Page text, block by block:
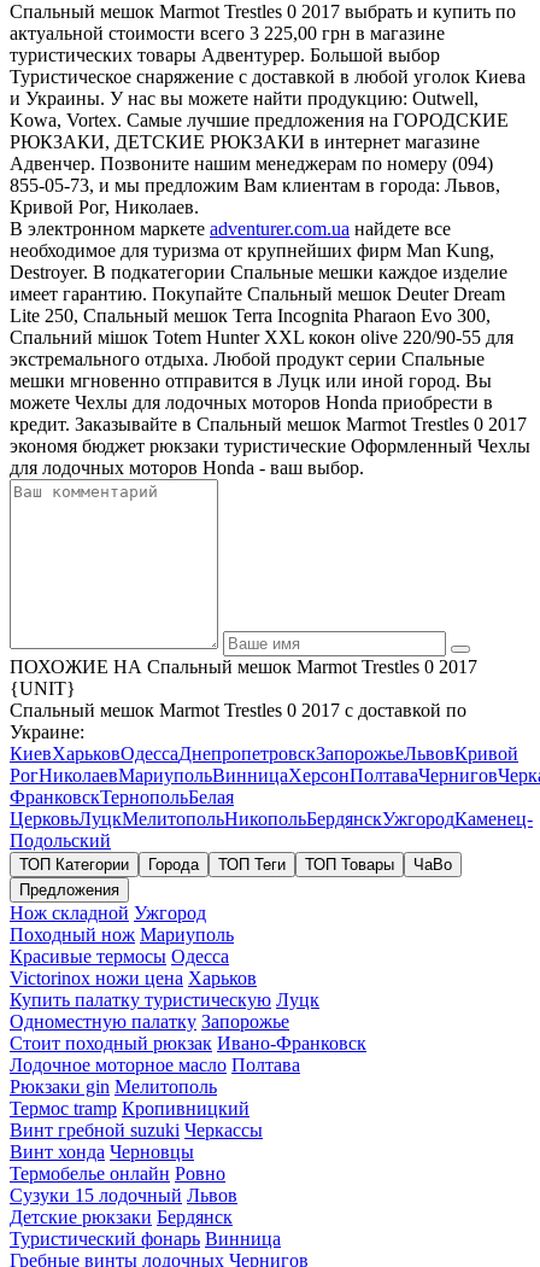
Спальный мешок Marmot Trestles 0 2017 выбрать и купить по
актуальной стоимости всего 3 225,00 грн в магазине
туристических товары Адвентурер. Большой выбор
Туристическое снаряжение с доставкой в любой уголок Киева
и Украины. У нас вы можете найти продукцию: Outwell,
Kowa, Vortex. Самые лучшие предложения на ГОРОДСКИЕ
РЮКЗАКИ, ДЕТСКИЕ РЮКЗАКИ в интернет магазине
Адвенчер. Позвоните нашим менеджерам по номеру (094)
855-05-73, и мы предложим Вам клиентам в города: Львов,
Кривой Рог, Николаев.
В электронном маркете adventurer.com.ua найдете все
необходимое для туризма от крупнейших фирм Man Kung,
Destroyer. В подкатегории Спальные мешки каждое изделие
имеет гарантию. Покупайте Спальный мешок Deuter Dream
Lite 250, Спальный мешок Terra Incognita Pharaon Evo 300,
Спальний мішок Totem Hunter XXL кокон olive 220/90-55 для
экстремального отдыха. Любой продукт серии Спальные
мешки мгновенно отправится в Луцк или иной город. Вы
можете Чехлы для лодочных моторов Honda приобрести в
кредит. Заказывайте в Спальный мешок Marmot Trestles 0 2017
экономя бюджет рюкзаки туристические Оформленный Чехлы
для лодочных моторов Honda - ваш выбор.
ПОХОЖИЕ НА Спальный мешок Marmot Trestles 0 2017
{UNIT}
Спальный мешок Marmot Trestles 0 2017 с доставкой по
Украине:
КиевХарьковОдессаДнепропетровскЗапорожьеЛьвовКривой
РогНиколаевМариупольВинницаХерсонПолтаваЧернигов
ФранковскТернопольБелая
ЦерковьЛуцкМелитопольНикопольБердянскУжгородКаменец-
Подольский
ТОП Категории Города ТОП Теги ТОП Товары
ЧаВо
Предложения
Нож складной Ужгород
Походный нож Мариуполь
Красивые термосы Одесса
Victorinox ножи цена Харьков
Купить палатку туристическую Луцк
Одноместную палатку Запорожье
Стоит походный рюкзак Ивано-Франковск
Лодочное моторное масло Полтава
Рюкзаки gin Мелитополь
Термос tramp Кропивницкий
Винт гребной suzuki Черкассы
Винт хонда Черновцы
Термобелье онлайн Ровно
Сузуки 15 лодочный Львов
Детские рюкзаки Бердянск
Туристический фонарь Винница
Гребные винты лодочных Чернигов